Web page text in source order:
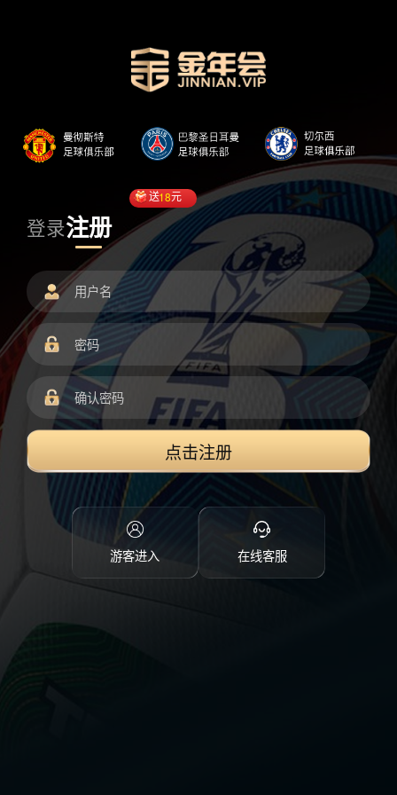
登录注册
送18元
点击注册
游客进入 在线客服